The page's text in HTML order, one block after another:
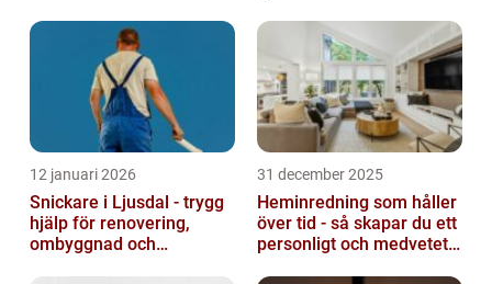
12 januari 2026
Snickare i Ljusdal - trygg
hjälp för renovering,
ombyggnad och
31 december 2025
Heminredning som håller
över tid - så skapar du ett
personligt och medvetet